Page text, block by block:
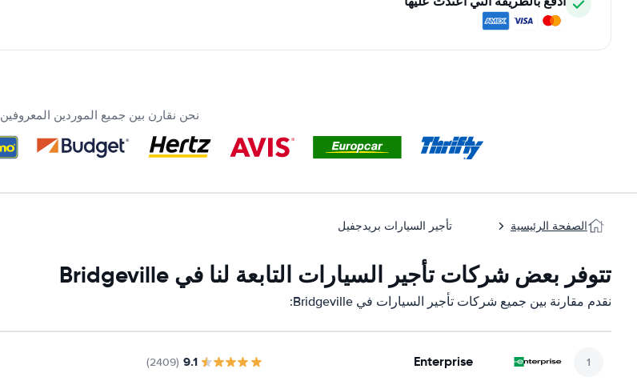
نحن نقارن بين جميع الموردين المعروفين
الصفحة الرئيسية تأجير السيارات بريدجفيل
تتوفر بعض شركات تأجير السيارات التابعة لنا في Bridgeville
نقدم مقارنة بين جميع شركات تأجير السيارات في Bridgeville:
Enterprise
9.1
(2409)